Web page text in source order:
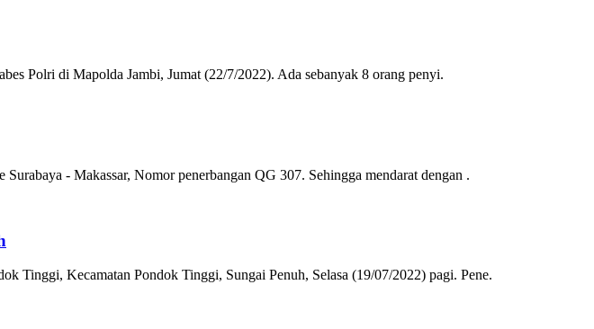
Polri di Mapolda Jambi, Jumat (22/7/2022). Ada sebanyak 8 orang penyi.
- Makassar, Nomor penerbangan QG 307. Sehingga mendarat dengan .
Tinggi, Kecamatan Pondok Tinggi, Sungai Penuh, Selasa (19/07/2022) pagi. Pene.